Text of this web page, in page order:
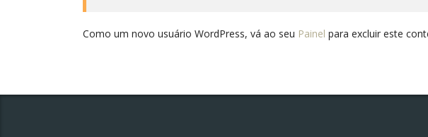
Como um novo usuário WordPress, vá ao seu Painel para excluir este